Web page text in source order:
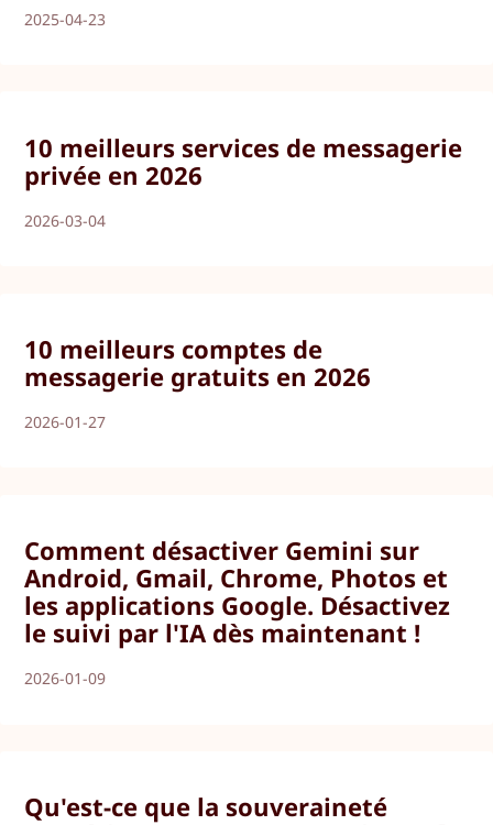
2025-04-23
10 meilleurs services de messagerie
privée en 2026
2026-03-04
10 meilleurs comptes de
messagerie gratuits en 2026
2026-01-27
Comment désactiver Gemini sur
Android, Gmail, Chrome, Photos et
les applications Google. Désactivez
le suivi par l'IA dès maintenant !
2026-01-09
Qu'est-ce que la souveraineté